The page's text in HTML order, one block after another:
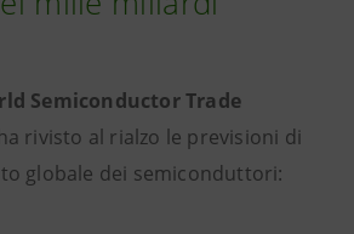
Semiconductor Trade
rivisto al rialzo le previsioni di
globale dei semiconduttori: